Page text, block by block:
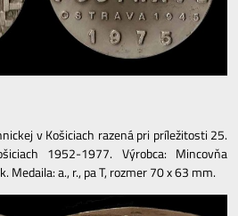
v Košiciach razená pri príležitosti 25.
1952-1977. Výrobca: Mincovňa
Medaila: a., r., pa T, rozmer 70 x 63 mm.